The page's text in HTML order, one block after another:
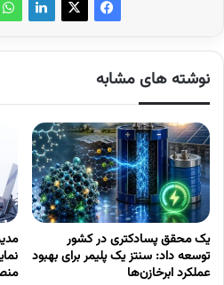
نوشته های مشابه
یک محقق پسادکتری در کشور
توسعه داد: سنتز یک پلیمر برای بهبود
عملکرد ابرخازن‌ها